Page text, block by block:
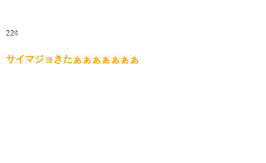
224
サイマジョきたぁぁぁぁぁぁぁ